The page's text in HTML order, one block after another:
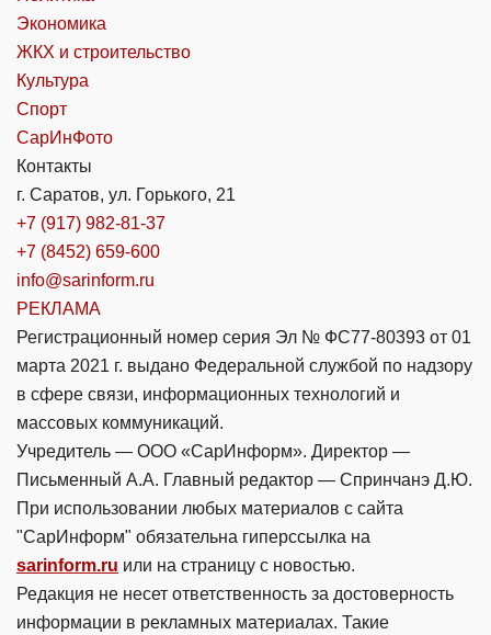
Экономика
ЖКХ и строительство
Культура
Спорт
СарИнФото
Контакты
г. Саратов, ул. Горького, 21
+7 (917) 982-81-37
+7 (8452) 659-600
info@sarinform.ru
РЕКЛАМА
Регистрационный номер серия Эл № ФС77-80393 от 01
марта 2021 г. выдано Федеральной службой по надзору
в сфере связи, информационных технологий и
массовых коммуникаций.
Учредитель — ООО «СарИнформ». Директор —
Письменный А.А. Главный редактор — Спринчанэ Д.Ю.
При использовании любых материалов с сайта
"СарИнформ" обязательна гиперссылка на
sarinform.ru или на страницу с новостью.
Редакция не несет ответственность за достоверность
информации в рекламных материалах. Такие